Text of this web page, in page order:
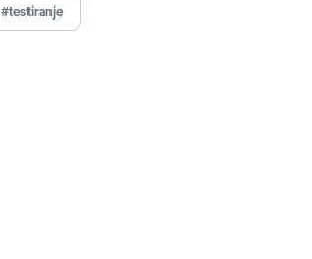
#testiranje